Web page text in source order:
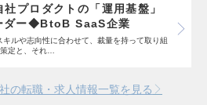
社プロダクトの「運用基盤」
ダー◆BtoB SaaS企業
ルや志向性に合わせて、裁量を持って取り組
定と、それ…
の転職・求人情報一覧を見る